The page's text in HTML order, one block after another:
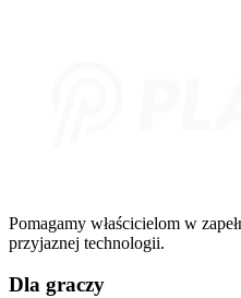
Pomagamy właścicielom w
przyjaznej technologii.
Dla graczy